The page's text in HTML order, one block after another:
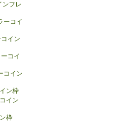
フレ
ーコイ
イン
コイ
コイン
ン枠
イン
枠